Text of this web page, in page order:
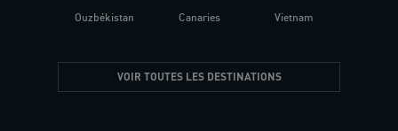
Ouzbékistan Canaries Vietnam
VOIR TOUTES LES DESTINATIONS